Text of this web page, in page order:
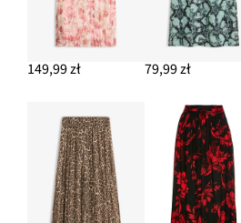
Czółenka z paskiem i wąskim obcasem
114,99 zł
64,99 zł
DODAJ DO KOSZYKA
149,99 zł 79,99 zł